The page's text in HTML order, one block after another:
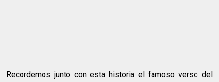
Recordemos junto con esta historia el famoso verso del